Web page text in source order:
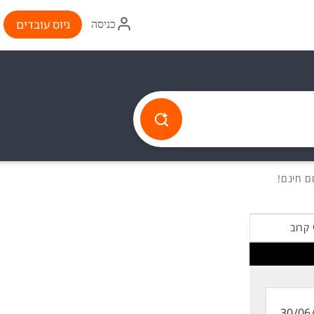
איקון
התחברות
כניסה גיוס עובדים
חינם!
קרוב